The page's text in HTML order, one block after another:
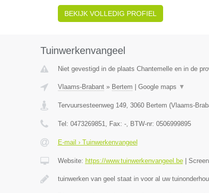
BEKIJK VOLLEDIG PROFIEL
Tuinwerkenvangeel
Niet gevestigd in de plaats Chantemelle en in de
Vlaams-Brabant» Bertem Google maps ▼
Tervuursesteenweg 149, 3060 Bertem (Vlaams-
Tel: 0473269851, Fax: -, BTW-nr: 0506999895
E-mail › Tuinwerkenvangeel
Website: https://www.tuinwerkenvangeel.be|
tuinwerken van geel staat in voor al uw